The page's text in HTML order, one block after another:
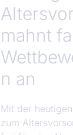
mahnt
n an
Mit der
zum